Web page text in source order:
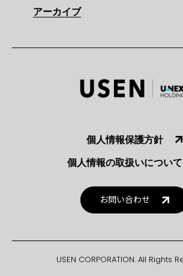
アーカイブ
個人情報保護方針
個人情報の取扱いについて
お問い合わせ
USEN CORPORATION. All Rights